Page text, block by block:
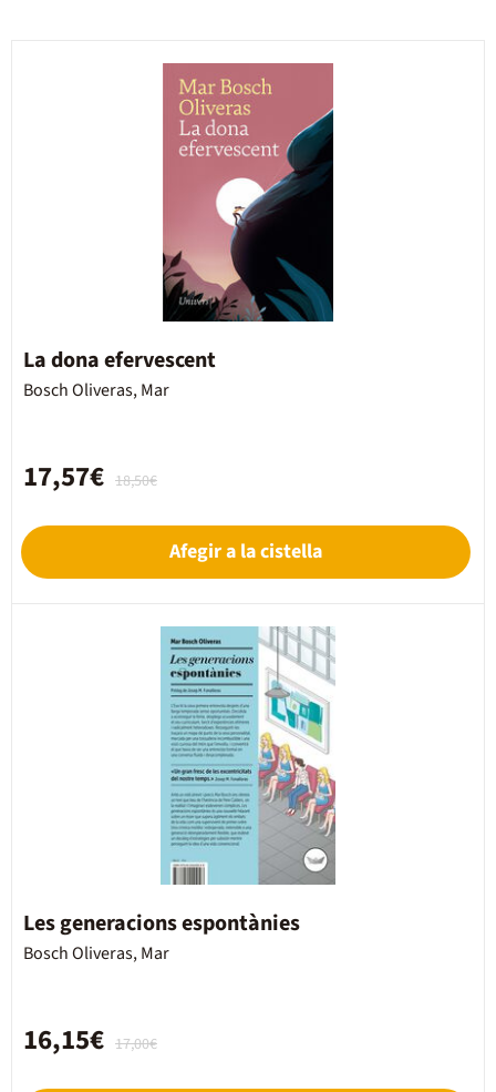
La dona efervescent
Bosch Oliveras, Mar
18,50€
17,57€
Afegir a la cistella
Les generacions espontànies
Bosch Oliveras, Mar
17,00€
16,15€